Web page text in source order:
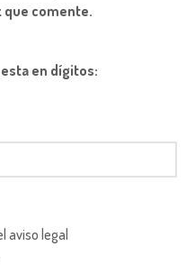
que comente.
en dígitos:
aviso legal